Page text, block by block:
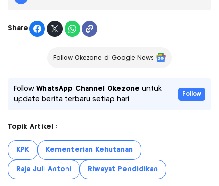
Share
Follow Okezone di Google News
FollowWhatsApp Channel Okezone untuk
update berita terbaru setiap hari
Follow
Topik Artikel :
KPK Kementerian Kehutanan
Raja Juli Antoni Riwayat Pendidikan